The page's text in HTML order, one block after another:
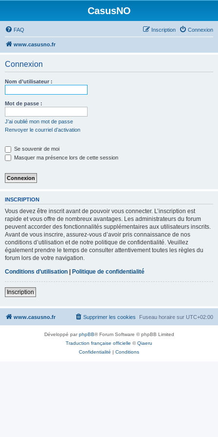
CasusNO
FAQ Connexion
Inscription
www.casusno.fr
Connexion
Nom d’utilisateur :
Mot de passe :
J’ai oublié mon mot de passe
Renvoyer le courriel d’activation
Se souvenir de moi
Masquer ma présence lors de cette session
INSCRIPTION
Vous devez être inscrit avant de pouvoir vous connecter. L’inscription est
rapide et vous offre de nombreux avantages. Les administrateurs du forum
peuvent accorder des fonctionnalités supplémentaires aux utilisateurs inscrits.
Avant de vous inscrire, assurez-vous d’avoir pris connaissance de nos
conditions d’utilisation et de notre politique de confidentialité. Veuillez
également prendre le temps de consulter attentivement toutes les règles du
forum lors de votre navigation.
Conditions d’utilisation | Politique de confidentialité
Inscription
www.casusno.fr Fuseau horaire sur UTC+02:00
Supprimer les cookies
Développé parphpBB® Forum Software © phpBB Limited
Traduction française officielle ©Qiaeru
Confidentialité | Conditions